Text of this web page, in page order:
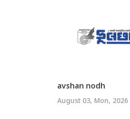
avshan nodh
August 03, Mon, 2026